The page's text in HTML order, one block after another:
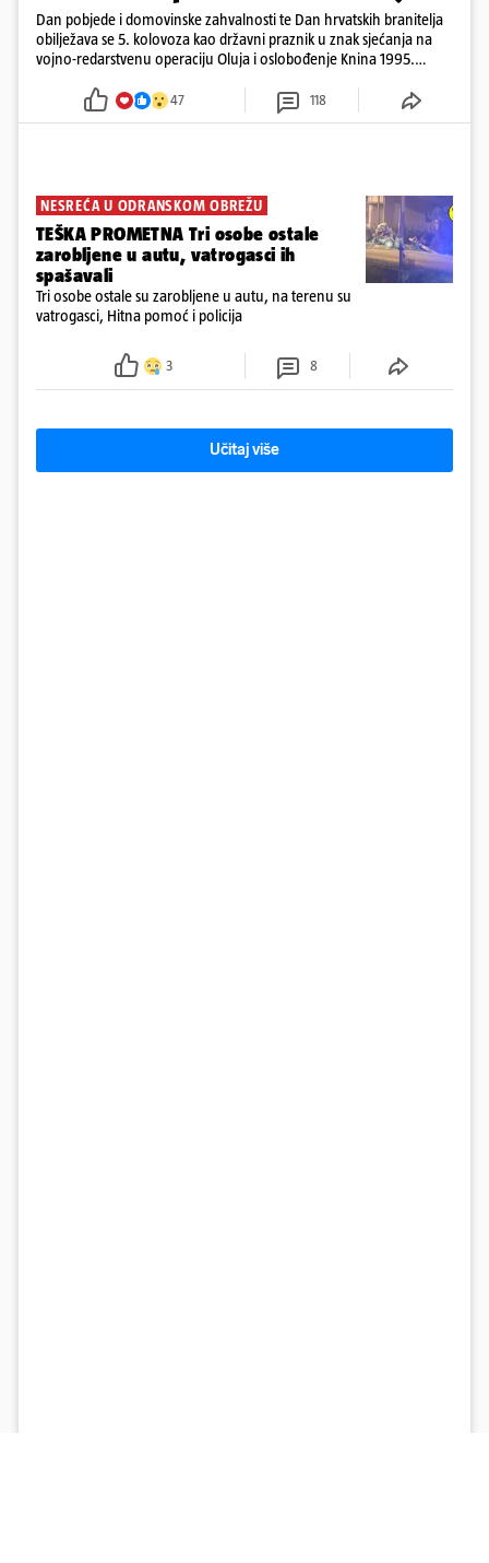
Dan pobjede i domovinske zahvalnosti te Dan hrvatskih branitelja
obilježava se 5. kolovoza kao državni praznik u znak sjećanja na
vojno-redarstvenu operaciju Oluja i oslobođenje Knina 1995.
47 118
NESREĆA U ODRANSKOM OBREŽU
TEŠKA PROMETNA Tri osobe ostale
zarobljene u autu, vatrogasci ih
spašavali
Tri osobe ostale su zarobljene u autu, na terenu su
vatrogasci, Hitna pomoć i policija
3 8
Učitaj više